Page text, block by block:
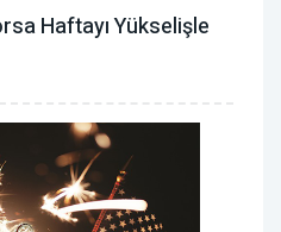
Haftayı Yükselişle